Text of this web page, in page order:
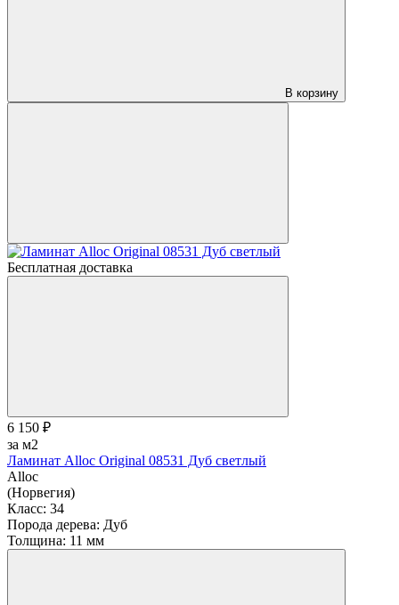
В корзину
Бесплатная доставка
6 150 ₽
за м2
Ламинат Alloc Original 08531 Дуб светлый
Alloc
(Норвегия)
Класс: 34
Порода дерева: Дуб
Толщина: 11 мм